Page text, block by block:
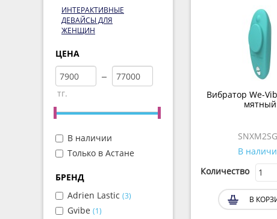
ИНТЕРАКТИВНЫЕ
ДЕВАЙСЫ ДЛЯ
ЖЕНЩИН
ЦЕНА
тг.
В наличии
Только в Астане
БРЕНД
Adrien Lastic (3)
Gvibe (1)
Вибратор We-
мятный
В
Количество
В